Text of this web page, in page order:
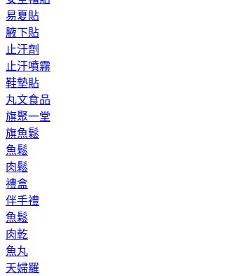
易夏貼
腋下貼
止汗劑
止汗噴霧
鞋墊貼
丸文食品
旗聚一堂
旗魚鬆
魚鬆
肉鬆
禮盒
伴手禮
魚鬆
肉乾
魚丸
天婦羅